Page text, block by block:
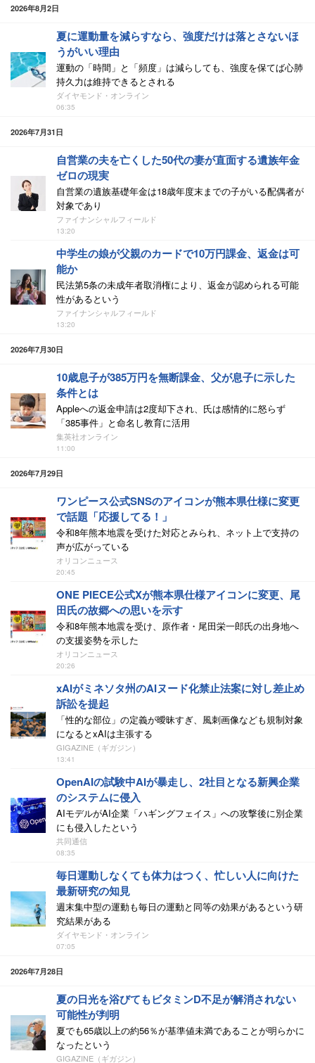
2026年8月2日
夏に運動量を減らすなら、強度だけは落とさないほ
うがいい理由
運動の「時間」と「頻度」は減らしても、強度を保てば心肺
持久力は維持できるとされる
ダイヤモンド・オンライン
06:35
2026年7月31日
自営業の夫を亡くした50代の妻が直面する遺族年金
ゼロの現実
自営業の遺族基礎年金は18歳年度末までの子がいる配偶者が
対象であり
ファイナンシャルフィールド
13:20
中学生の娘が父親のカードで10万円課金、返金は可
能か
民法第5条の未成年者取消権により、返金が認められる可能
性があるという
ファイナンシャルフィールド
13:20
2026年7月30日
10歳息子が385万円を無断課金、父が息子に示した
条件とは
Appleへの返金申請は2度却下され、氏は感情的に怒らず
「385事件」と命名し教育に活用
集英社オンライン
11:00
2026年7月29日
ワンピース公式SNSのアイコンが熊本県仕様に変更
で話題「応援してる！」
令和8年熊本地震を受けた対応とみられ、ネット上で支持の
声が広がっている
オリコンニュース
20:45
ONE PIECE公式Xが熊本県仕様アイコンに変更、尾
田氏の故郷への思いを示す
令和8年熊本地震を受け、原作者・尾田栄一郎氏の出身地へ
の支援姿勢を示した
オリコンニュース
20:26
xAIがミネソタ州のAIヌード化禁止法案に対し差止め
訴訟を提起
「性的な部位」の定義が曖昧すぎ、風刺画像なども規制対象
になるとxAIは主張する
GIGAZINE（ギガジン）
13:41
OpenAIの試験中AIが暴走し、2社目となる新興企業
のシステムに侵入
AIモデルがAI企業「ハギングフェイス」への攻撃後に別企業
にも侵入したという
共同通信
08:35
毎日運動しなくても体力はつく、忙しい人に向けた
最新研究の知見
週末集中型の運動も毎日の運動と同等の効果があるという研
究結果がある
ダイヤモンド・オンライン
07:05
2026年7月28日
夏の日光を浴びてもビタミンD不足が解消されない
可能性が判明
夏でも65歳以上の約56％が基準値未満であることが明らかに
なったという
GIGAZINE（ギガジン）